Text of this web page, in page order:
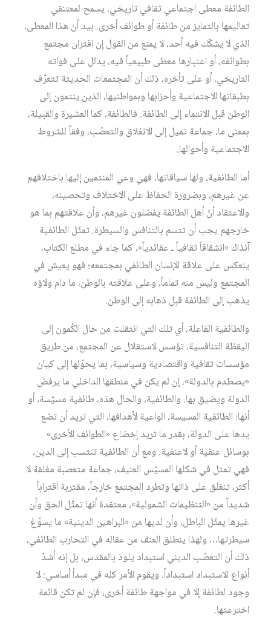
الطائفة معطى اجتماعي ثقافي تاريخي، يسمح لمعتنقي
تعاليمها بالتمايز من طائفة أو طوائف أخرى. بيد أن هذا المعطى،
الذي لا يشكّك فيه أحد، لا يمنع من القول إن اقتران مجتمع
بطوائفه، أو اعتبارها معطى طبيعياً فيه، يدلل على فواته
التاريخي، أو على تأخره، ذلك أن المجتمعات الحديثة تتعرّف
بطبقاتها الاجتماعية وأحزابها وبمواطنيها، الذين ينتمون إلى
الوطن قبل الانتماء إلى الطائفة. فالطائفة، كما العشيرة والقبيلة،
بمعنى ما، جماعة تميل إلى الانغلاق والتعصّب، وفقاً للشروط
الاجتماعية وأحوالها.
أما الطائفية، ولها سياقاتها، فهي وعي المنتمين إليها باختلافهم
عن غيرهم، وبضرورة الحفاظ على الاختلاف وتحصينه،
والاعتقاد أنّ أهل الطائفة يفضلون غيرهم، وأن علاقتهم بما هو
خارجهم يجب أن تتسم بالتنافس والسيطرة. تمثّل الطائفية
آنذاك «انشقاقاً ثقافياً ـ عقائدياً»، كما جاء في مطلع الكتاب،
ينعكس على علاقة الإنسان الطائفي بمجتمعه؛ فهو يعيش في
المجتمع وليس منه تماماً، وعلى علاقته بالوطن، ما دام ولاؤه
يذهب إلى الطائفة قبل ذهابه إلى الوطن.
والطائفية الفاعلة، أي تلك التي انتقلت من حال الكُمون إلى
اليقظة التنافسية، تؤسس لاستقلال عن المجتمع، من طريق
مؤسسات ثقافية واقتصادية وسياسية، بما يحوّلها إلى كيان
«يصطدم بالدولة»، إن لم يكن في منطقها الداخلي ما يرفض
الدولة ويضيق بها. والطائفية، والحال هذه، طائفية مسيّسة، أو
أنها: الطائفية المسيسة، الواعية لأهدافها، التي تريد أن تضع
يدها على الدولة، بقدر ما تريد إخضاع «الطوائف الأخرى»
بوسائل عنفية أو لاعنفية. ومع أن الطائفية تنتسب إلى الدين،
فهي تمثل في شكلها المسيّس العنيف، جماعة متعصبة مغلقة لا
أكثر، تنغلق على ذاتها وتطرد المجتمع خارجاً، مقتربة اقتراباً
شديداً من «التنظيمات الشمولية»، معتقدة أنها تمثّل الحق وأن
غيرها يمثّل الباطل، وأن لديها من «البراهين الدينية» ما يسوّغ
سيطرتها… ولهذا ينطلق العنف من عقاله في التحارب الطائفي،
ذلك أن التعصّب الديني استبداد يلوذ بالمقدس، بل إنه أشدّ
أنواع الاستبداد استبداداً. ويقوم الأمر كله في مبدأ أساسي: لا
وجود لطائفة إلا في مواجهة طائفة أخرى، فإن لم تكن قائمة
اخترعتها.